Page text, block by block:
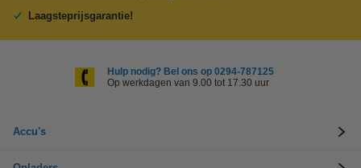
Laagsteprijsgarantie!
Hulp nodig? Bel ons op 0294-787125
Op werkdagen van 9.00 tot 17.30 uur
Accu's